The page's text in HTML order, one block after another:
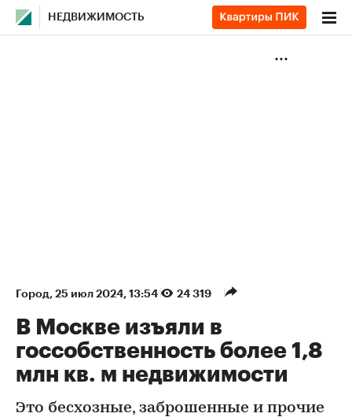
НЕДВИЖИМОСТЬ
Город⁠, 25 июл 2024, 13:54 24 319
В Москве изъяли в
госсобственность более 1,8
млн кв. м недвижимости
Это бесхозные, заброшенные и прочие